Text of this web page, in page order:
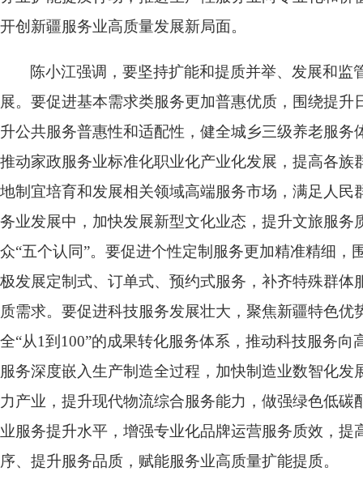
开创新疆服务业高质量发展新局面。
陈小江强调，要坚持扩能和提质并举、发展和
展。要促进基本需求类服务更加普惠优质，围绕提
升公共服务普惠性和适配性，健全城乡三级养老服
推动家政服务业标准化职业化产业化发展，提高各
地制宜培育和发展相关领域高端服务市场，满足人
务业发展中，加快发展新型文化业态，提升文旅服
众“五个认同”。要促进个性定制服务更加精准精细
极发展定制式、订单式、预约式服务，补齐特殊群
质需求。要促进科技服务发展壮大，聚焦新疆特色
全“从1到100”的成果转化服务体系，推动科技服务
服务深度嵌入生产制造全过程，加快制造业数智化
力产业，提升现代物流综合服务能力，做强绿色低
业服务提升水平，增强专业化品牌运营服务质效，
序、提升服务品质，赋能服务业高质量扩能提质。